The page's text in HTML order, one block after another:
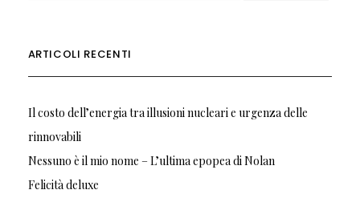
ARTICOLI RECENTI
Il costo dell’energia tra illusioni nucleari e urgenza delle
rinnovabili
Nessuno è il mio nome – L’ultima epopea di Nolan
Felicità deluxe